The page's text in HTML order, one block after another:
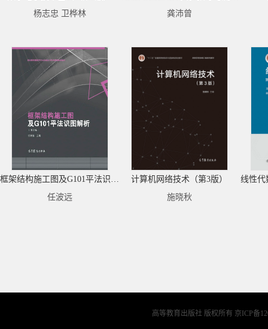
杨志忠 卫桦林
龚沛曾
框架结构施工图及G101平法识图解析（第2版）
任波远
计算机网络技术（第3版）
施晓秋
线性代
高等教育出版社 版权所有 京ICP备